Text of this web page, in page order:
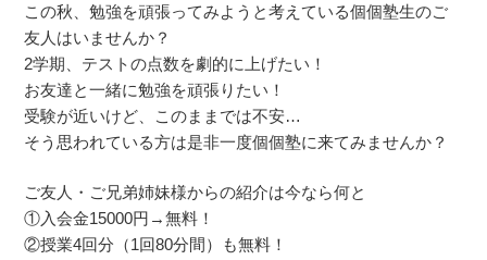
この秋、勉強を頑張ってみようと考えている個個塾生のご
友人はいませんか？
2学期、テストの点数を劇的に上げたい！
お友達と一緒に勉強を頑張りたい！
受験が近いけど、このままでは不安…
そう思われている方は是非一度個個塾に来てみませんか？
ご友人・ご兄弟姉妹様からの紹介は今なら何と
①入会金15000円→無料！
②授業4回分（1回80分間）も無料！